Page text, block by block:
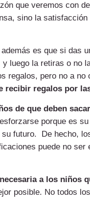
que veremos con
sino la
es que si das
luego la retiras o no
regalos, pero no a no
recibir regalos por
de que deben
porque es
futuro. De hecho,
puede no ser
a los niños
posible. No todos